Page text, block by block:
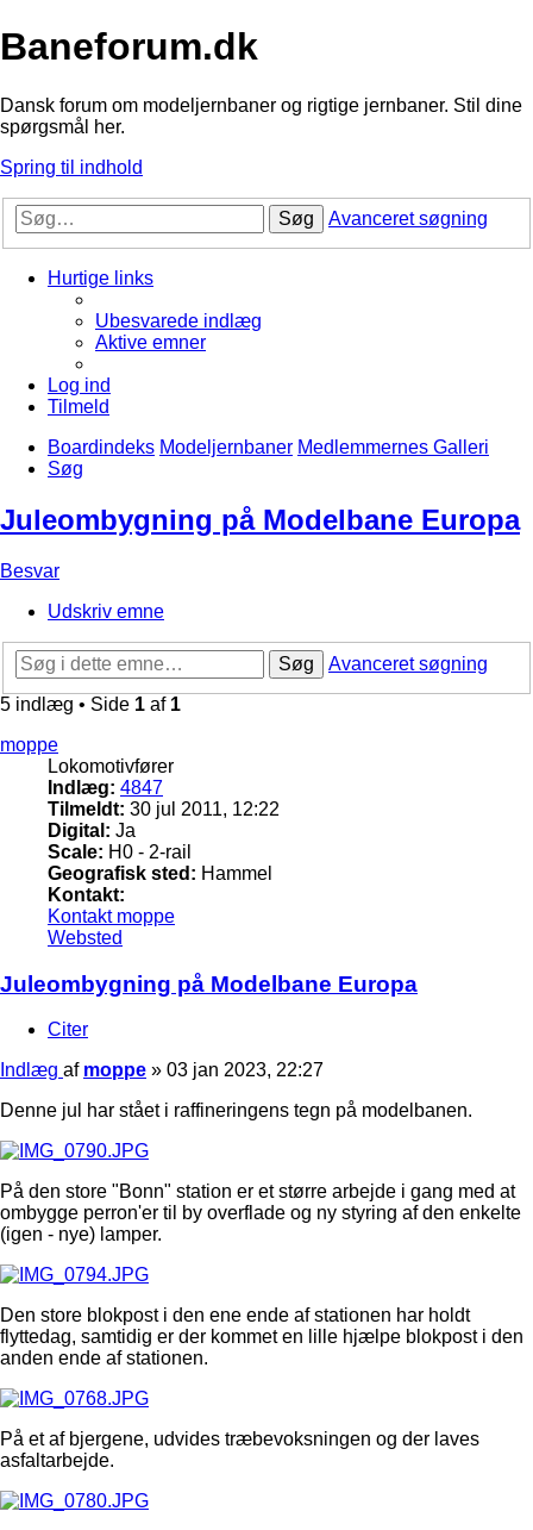
Baneforum.dk
Dansk forum om modeljernbaner og rigtige jernbaner. Stil dine
spørgsmål her.
Spring til indhold
Søg Avanceret søgning
Hurtige links
Ubesvarede indlæg
Aktive emner
Log ind
Tilmeld
Boardindeks Modeljernbaner Medlemmernes Galleri
Søg
Juleombygning på Modelbane Europa
Besvar
Udskriv emne
Søg
Avanceret søgning
5 indlæg • Side 1 af 1
moppe
Lokomotivfører
Indlæg: 4847
Tilmeldt: 30 jul 2011, 12:22
Digital: Ja
Scale: H0 - 2-rail
Geografisk sted: Hammel
Kontakt:
Kontakt moppe
Websted
Juleombygning på Modelbane Europa
Citer
Indlæg af moppe » 03 jan 2023, 22:27
Denne jul har stået i raffineringens tegn på modelbanen.
På den store "Bonn" station er et større arbejde i gang med at
ombygge perron'er til by overflade og ny styring af den enkelte
(igen - nye) lamper.
Den store blokpost i den ene ende af stationen har holdt
flyttedag, samtidig er der kommet en lille hjælpe blokpost i den
anden ende af stationen.
På et af bjergene, udvides træbevoksningen og der laves
asfaltarbejde.